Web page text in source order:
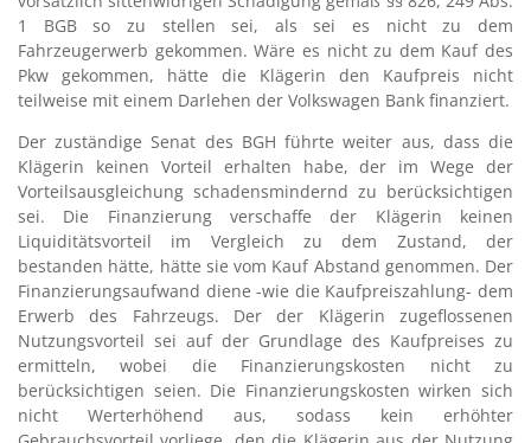
1 BGB so zu stellen sei, als sei es nicht zu dem
Fahrzeugerwerb gekommen. Wäre es nicht zu dem Kauf des
Pkw gekommen, hätte die Klägerin den Kaufpreis nicht
teilweise mit einem Darlehen der Volkswagen Bank finanziert.
Der zuständige Senat des BGH führte weiter aus, dass die
Klägerin keinen Vorteil erhalten habe, der im Wege der
Vorteilsausgleichung schadensmindernd zu berücksichtigen
sei. Die Finanzierung verschaffe der Klägerin keinen
Liquiditätsvorteil im Vergleich zu dem Zustand, der
bestanden hätte, hätte sie vom Kauf Abstand genommen. Der
Finanzierungsaufwand diene -wie die Kaufpreiszahlung- dem
Erwerb des Fahrzeugs. Der der Klägerin zugeflossenen
Nutzungsvorteil sei auf der Grundlage des Kaufpreises zu
ermitteln, wobei die Finanzierungskosten nicht zu
berücksichtigen seien. Die Finanzierungskosten wirken sich
nicht Werterhöhend aus, sodass kein erhöhter